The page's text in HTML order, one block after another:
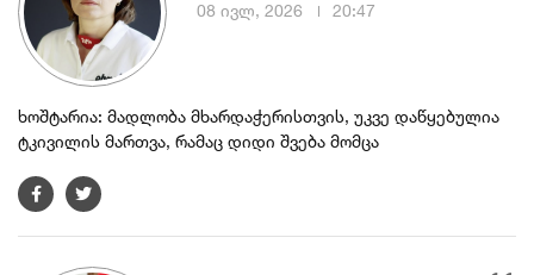
ხოშტარია: მადლობა მხარდაჭერისთვის, უკვე დაწყებულია
ტკივილის მართვა, რამაც დიდი შვება მომცა
08 ივლ, 2026
20:47